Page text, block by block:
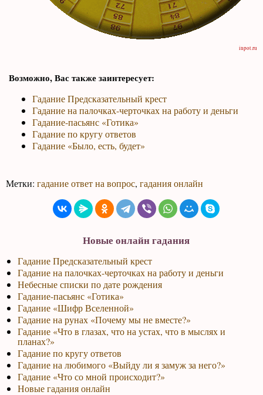
inpot.ru
Возможно, Вас также заинтересует:
Гадание Предсказательный крест
Гадание на палочках-черточках на работу и деньги
Гадание-пасьянс «Готика»
Гадание по кругу ответов
Гадание «Было, есть, будет»
Метки:гадание ответ на вопрос,гадания онлайн
Новые онлайн гадания
Гадание Предсказательный крест
Гадание на палочках-черточках на работу и деньги
Небесные списки по дате рождения
Гадание-пасьянс «Готика»
Гадание «Шифр Вселенной»
Гадание на рунах «Почему мы не вместе?»
Гадание «Что в глазах, что на устах, что в мыслях и
планах?»
Гадание по кругу ответов
Гадание на любимого «Выйду ли я замуж за него?»
Гадание «Что со мной происходит?»
Новые гадания онлайн